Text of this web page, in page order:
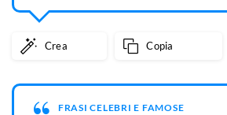
Crea Copia
FRASI CELEBRI E FAMOSE